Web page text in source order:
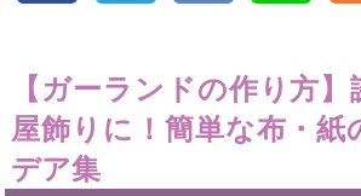
【ガーランドの作り方
屋飾りに！簡単な布・紙
デア集